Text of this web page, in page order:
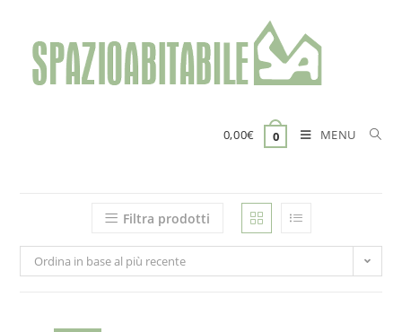
contenuto
0,00€ 0 MENU
Filtra prodotti
Ordina in base al più recente